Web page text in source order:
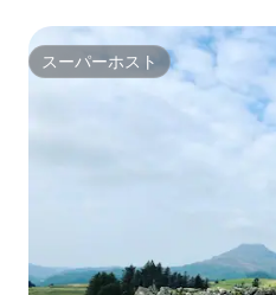
スーパーホスト
スーパーホスト